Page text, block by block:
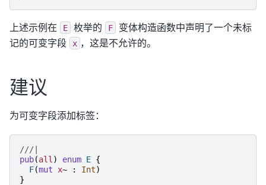
上述示例在 E 枚举的 F
变体构造函数中声明了一个未标
记的可变字段
x ，这是不允许的。
建议
为可变字段添加标签：
///|
pub(all ) enum E {
F(mut x~ : Int)
}